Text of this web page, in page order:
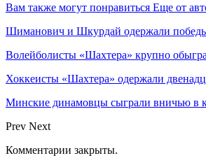
Вам также могут понравиться Еще от
Шиманович и Шкурдай одержали
Волейболисты «Шахтера» крупно
Хоккеисты «Шахтера» одержали
Минские динамовцы сыграли вничью
Prev Next
Комментарии закрыты.